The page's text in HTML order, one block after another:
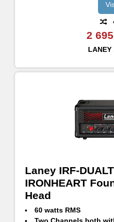
2
LANEY
Laney IRF-
IRONHEART
Head
60 watts RMS